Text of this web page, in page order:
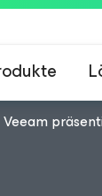
Veeam